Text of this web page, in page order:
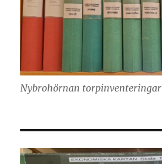
Nybrohörnan torpinventeringar